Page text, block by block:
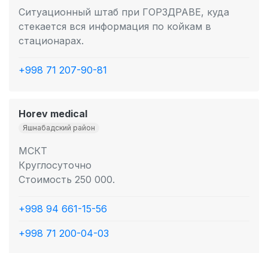
Ситуационный штаб при ГОРЗДРАВЕ, куда
стекается вся информация по койкам в
стационарах.
+998 71 207-90-81
Horev medical
Яшнабадский район
МСКТ
Круглосуточно
Стоимость 250 000.
+998 94 661-15-56
+998 71 200-04-03